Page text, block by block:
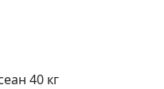
40 кг